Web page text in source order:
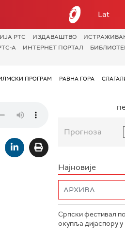
Lat
РТС ИЗДАВАШТВО
А ИНТЕРНЕТ ПОРТАЛ
ПРОГРАМ РАВНА ГОРА
Прогноза
Најновије
Српски фестивал
окупља дијаспору у